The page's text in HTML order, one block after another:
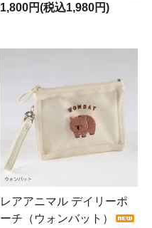
1,800円(税込1,980円)
レアアニマル デイリーポ
ーチ（ウォンバット）